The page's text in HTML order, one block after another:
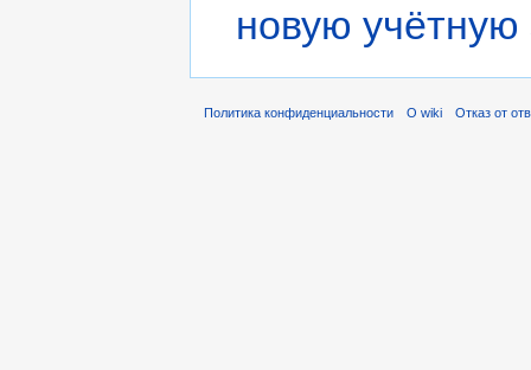
новую учётную
Политика конфиденциальности О wiki Отказ от